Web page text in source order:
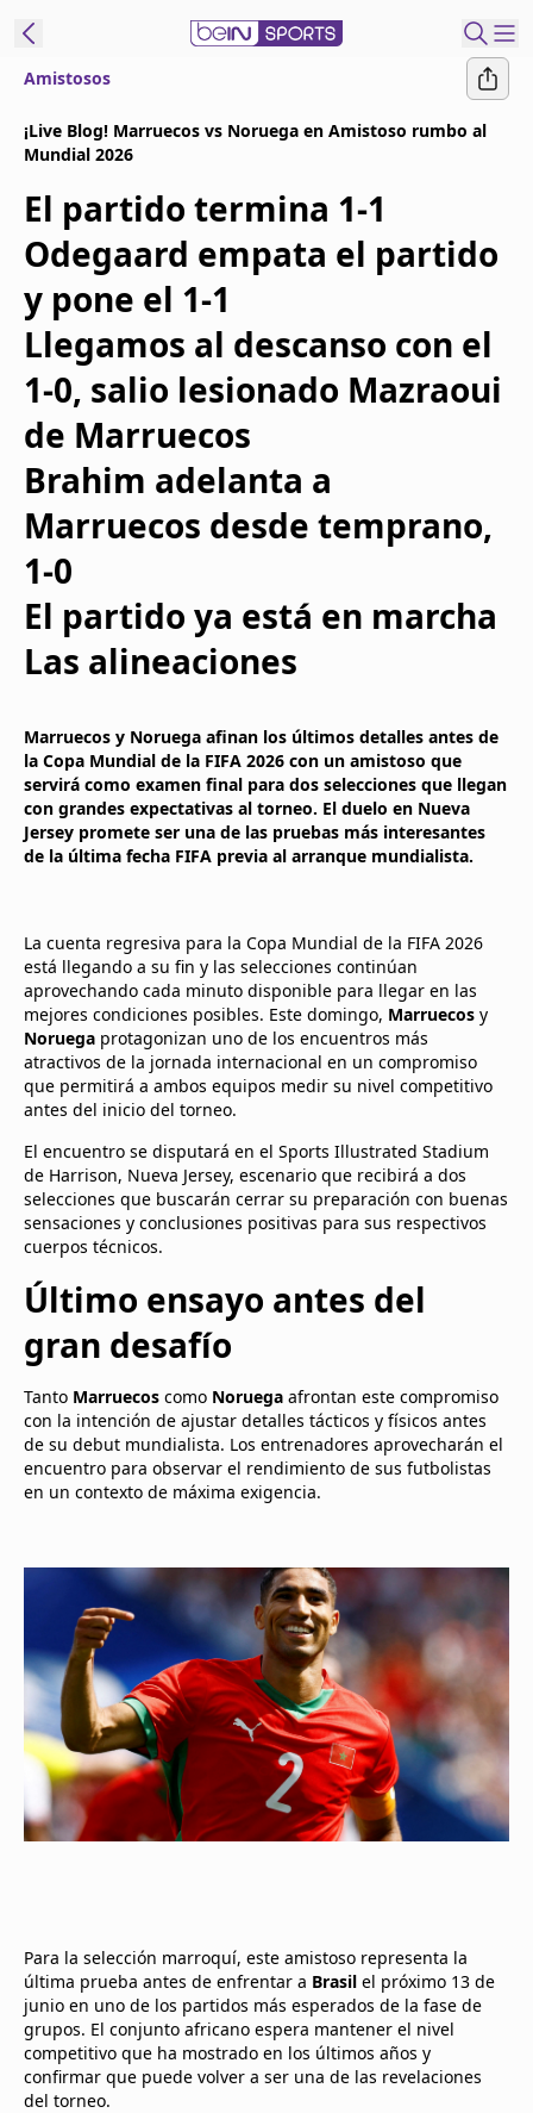
Edition
United States
beIN XTRA
Administrar
notificaciones
Programación
Contáctanos
Amistosos
¡Live Blog! Marruecos vs Noruega en Amistoso rumbo al
Mundial 2026
El partido termina 1-1
Odegaard empata el partido
y pone el 1-1
Llegamos al descanso con el
1-0, salio lesionado Mazraoui
de Marruecos
Brahim adelanta a
Marruecos desde temprano,
1-0
El partido ya está en marcha
Las alineaciones
Marruecos y Noruega afinan los últimos detalles antes de
la Copa Mundial de la FIFA 2026 con un amistoso que
servirá como examen final para dos selecciones que llegan
con grandes expectativas al torneo. El duelo en Nueva
Jersey promete ser una de las pruebas más interesantes
de la última fecha FIFA previa al arranque mundialista.
La cuenta regresiva para la Copa Mundial de la FIFA 2026
está llegando a su fin y las selecciones continúan
aprovechando cada minuto disponible para llegar en las
mejores condiciones posibles. Este domingo, Marruecos y
Noruega protagonizan uno de los encuentros más
atractivos de la jornada internacional en un compromiso
que permitirá a ambos equipos medir su nivel competitivo
antes del inicio del torneo.
El encuentro se disputará en el Sports Illustrated Stadium
de Harrison, Nueva Jersey, escenario que recibirá a dos
selecciones que buscarán cerrar su preparación con buenas
sensaciones y conclusiones positivas para sus respectivos
cuerpos técnicos.
Último ensayo antes del
gran desafío
Tanto Marruecos como Noruega afrontan este compromiso
con la intención de ajustar detalles tácticos y físicos antes
de su debut mundialista. Los entrenadores aprovecharán el
encuentro para observar el rendimiento de sus futbolistas
en un contexto de máxima exigencia.
Para la selección marroquí, este amistoso representa la
última prueba antes de enfrentar a Brasil el próximo 13 de
junio en uno de los partidos más esperados de la fase de
grupos. El conjunto africano espera mantener el nivel
competitivo que ha mostrado en los últimos años y
confirmar que puede volver a ser una de las revelaciones
del torneo.